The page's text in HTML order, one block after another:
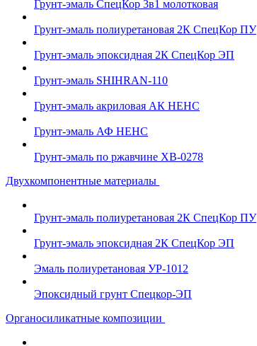
Грунт-эмаль СпецКор 3в1 молотковая
Грунт-эмаль полиуретановая 2К СпецКор ПУ
Грунт-эмаль эпоксидная 2К СпецКор ЭП
Грунт-эмаль SHIHRAN-110
Грунт-эмаль акриловая АК НЕНС
Грунт-эмаль АФ НЕНС
Грунт-эмаль по ржавчине ХВ-0278
Двухкомпонентные материалы
Грунт-эмаль полиуретановая 2К СпецКор ПУ
Грунт-эмаль эпоксидная 2К СпецКор ЭП
Эмаль полиуретановая УР-1012
Эпоксидный грунт Спецкор-ЭП
Органосиликатные композиции